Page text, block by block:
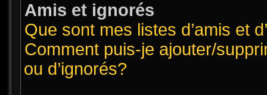
Amis et ignorés
Que sont mes listes d’amis et
Comment puis-je ajouter/
ou d’ignorés?